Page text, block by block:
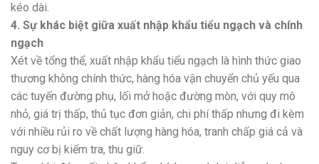
kéo dài.
4. Sự khác biệt giữa xuất nhập khẩu tiểu ngạch và chính
ngạch
Xét về tổng thể, xuất nhập khẩu tiểu ngạch là hình thức giao
thương không chính thức, hàng hóa vận chuyển chủ yếu qua
các tuyến đường phụ, lối mở hoặc đường mòn, với quy mô
nhỏ, giá trị thấp, thủ tục đơn giản, chi phí thấp nhưng đi kèm
với nhiều rủi ro về chất lượng hàng hóa, tranh chấp giá cả và
nguy cơ bị kiểm tra, thu giữ.